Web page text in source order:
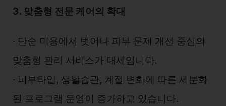
3. 맞춤형 전문 케어의 확대
∙ 단순 미용에서 벗어나 피부 문제 개선 중심의
맞춤형 관리 서비스가 대세입니다.
∙ 피부타입, 생활습관, 계절 변화에 따른 세분화
된 프로그램 운영이 증가하고 있습니다.